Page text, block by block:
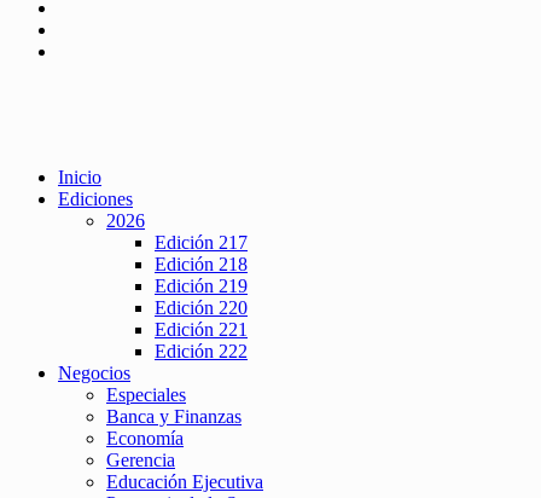
Inicio
Ediciones
2026
Edición 217
Edición 218
Edición 219
Edición 220
Edición 221
Edición 222
Negocios
Especiales
Banca y Finanzas
Economía
Gerencia
Educación Ejecutiva